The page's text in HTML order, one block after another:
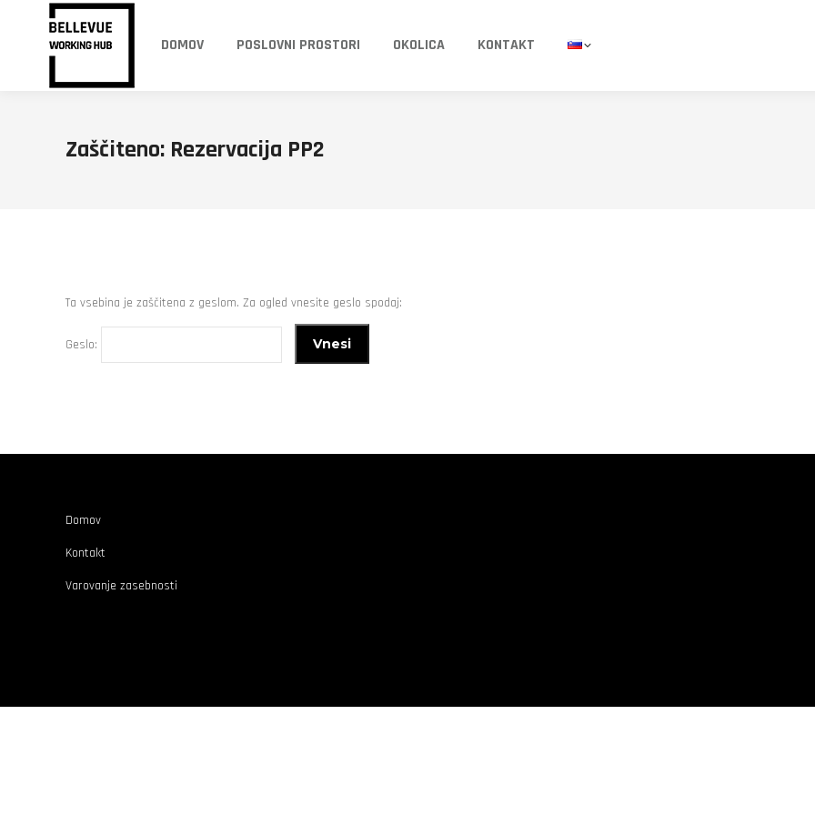
DOMOV POSLOVNI PROSTORI OKOLICA KONTAKT
Zaščiteno: Rezervacija PP2
Ta vsebina je zaščitena z geslom. Za ogled vnesite geslo spodaj:
Geslo:
Domov
Kontakt
Varovanje zasebnosti